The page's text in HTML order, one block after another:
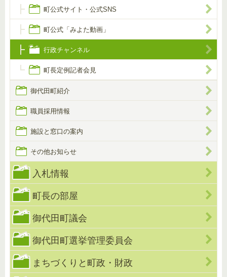
町公式サイト・公式SNS
町公式「みよた動画」
行政チャンネル
町長定例記者会見
御代田町紹介
職員採用情報
施設と窓口の案内
その他お知らせ
入札情報
町長の部屋
御代田町議会
御代田町選挙管理委員会
まちづくりと町政・財政